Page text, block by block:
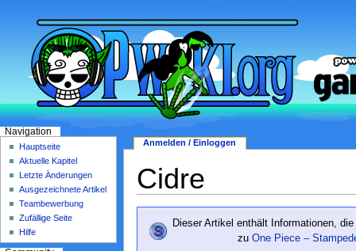
Cidre
Dieser Artikel enthält Informationen,
zuOne Piece –
Anmelden / Einloggen
Navigation
Hauptseite
Aktuelle Kapitel
Letzte Änderungen
Ausgezeichnete Artikel
Teambewerbung
Zufällige Seite
Hilfe